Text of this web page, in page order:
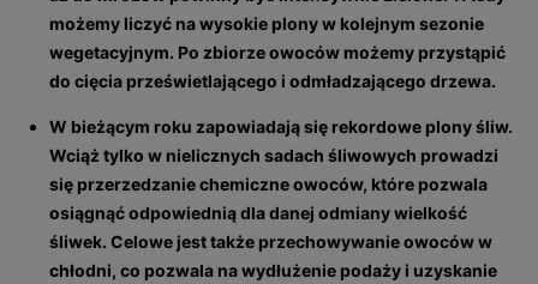
możemy liczyć na wysokie plony w kolejnym sezonie
wegetacyjnym. Po zbiorze owoców możemy przystąpić
do cięcia prześwietlającego i odmładzającego drzewa.
W bieżącym roku zapowiadają się rekordowe plony śliw.
Wciąż tylko w nielicznych sadach śliwowych prowadzi
się przerzedzanie chemiczne owoców, które pozwala
osiągnąć odpowiednią dla danej odmiany wielkość
śliwek. Celowe jest także przechowywanie owoców w
chłodni, co pozwala na wydłużenie podaży i uzyskanie